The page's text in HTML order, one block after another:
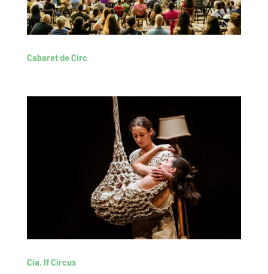
Cabaret de Circ
Cia. If Circus